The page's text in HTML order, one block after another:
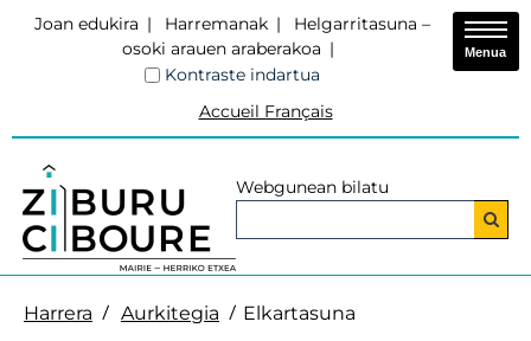
Joan edukira Harremanak
Helgarritasuna –
osoki arauen araberakoa
Kontraste indartua
Accueil Français
Webgunean bilatu
Menua
Harrera Aurkitegia Elkartasuna